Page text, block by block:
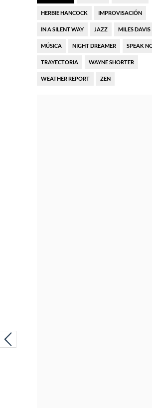
HERBIE HANCOCK IMPROVISACIÓN
IN A SILENT WAY JAZZ MILES DAVIS
MÚSICA NIGHT DREAMER SPEAK
TRAYECTORIA WAYNE SHORTER
WEATHER REPORT ZEN